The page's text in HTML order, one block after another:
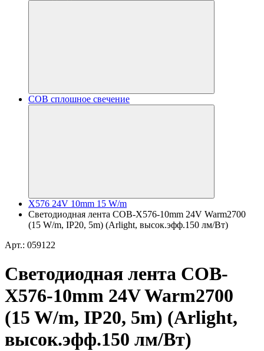
COB сплошное свечение
X576 24V 10mm 15 W/m
Светодиодная лента COB-X576-10mm 24V Warm2700
(15 W/m, IP20, 5m) (Arlight, высок.эфф.150 лм/Вт)
Арт.: 059122
Светодиодная лента COB-
X576-10mm 24V Warm2700
(15 W/m, IP20, 5m) (Arlight,
высок.эфф.150 лм/Вт)